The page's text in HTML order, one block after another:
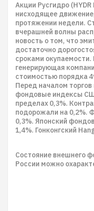
Акции Русгидро
нисходящее
протяжении недели.
вчерашней волны
новость о том, что
достаточно
сроками окупаемости.
генерирующая
стоимостью порядка
Перед началом
фондовые индексы
пределах 0,3%.
подорожали на 0,2%.
0,3%. Японский
1,4%. Гонконгский
Состояние внешнего
России можно